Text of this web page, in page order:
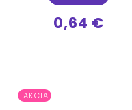
0,64 €
AKCIA